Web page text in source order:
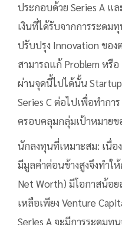
ประกอบด้วย Series A แ
เงินที่ได้รับจากการระดม
ปรับปรุง Innovation ของ
สามารถแก้ Problem หรือ
ผ่านจุดนี้ไปได้นั้น
Series C ต่อไปเพื่อทำกา
ครอบคลุมกลุ่มเป้าหมายข
นักลงทุนที่เหมาะสม: เนื่อ
มีมูลค่าค่อนข้างสูงจึงทำใ
Net Worth) มีโอกาสน้อย
เหลือเพียง Venture
Series A จะมีการระดม